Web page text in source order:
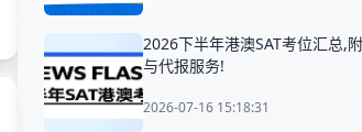
2026下半年港澳SAT考位汇总,
与代报服务!
2026-07-16 15:18:31